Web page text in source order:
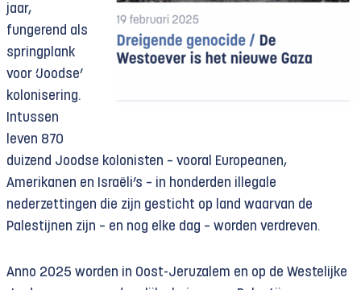
jaar,
fungerend als
springplank
voor ‘Joodse’
kolonisering.
Intussen
leven 870
duizend Joodse kolonisten – vooral Europeanen,
Amerikanen en Israëli’s – in honderden illegale
nederzettingen die zijn gesticht op land waarvan de
Palestijnen zijn – en nog elke dag – worden verdreven.
Anno 2025 worden in Oost-Jeruzalem en op de Westelijke